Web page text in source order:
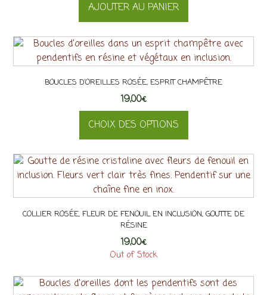
AJOUTER AU PANIER
BOUCLES D’OREILLES ROSÉE, ESPRIT CHAMPÊTRE
19,00€
CHOIX DES OPTIONS
produit
a
plusieurs
Les
options
peuvent
être
choisies
sur
COLLIER ROSÉE, FLEUR DE FENOUIL EN INCLUSION, GOUTTE DE
RÉSINE
19,00€
Out of Stock